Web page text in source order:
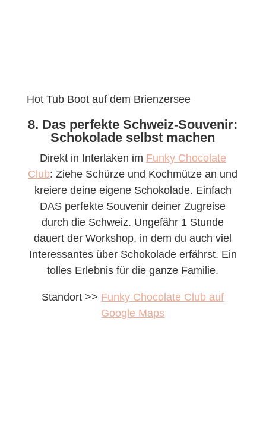
Hot Tub Boot auf dem Brienzersee
8. Das perfekte Schweiz-Souvenir:
Schokolade selbst machen
Direkt in Interlaken im Funky Chocolate
Club: Ziehe Schürze und Kochmütze an und
kreiere deine eigene Schokolade. Einfach
DAS perfekte Souvenir deiner Zugreise
durch die Schweiz. Ungefähr 1 Stunde
dauert der Workshop, in dem du auch viel
Interessantes über Schokolade erfährst. Ein
tolles Erlebnis für die ganze Familie.
Standort >> Funky Chocolate Club auf
Google Maps